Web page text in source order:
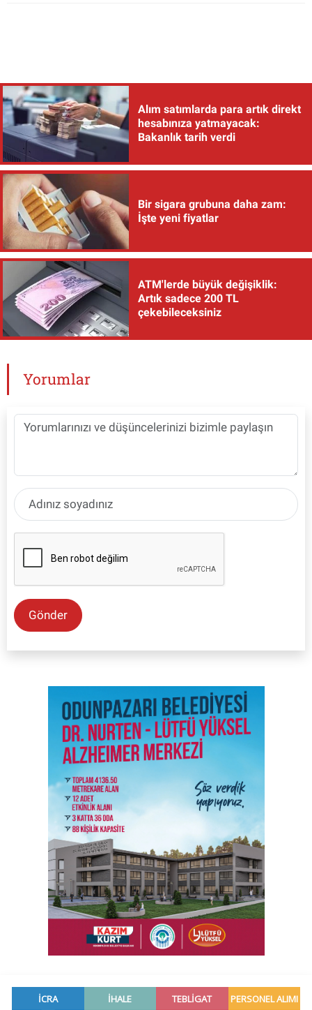
Alım satımlarda para artık direkt
hesabınıza yatmayacak:
Bakanlık tarih verdi
Bir sigara grubuna daha zam:
İşte yeni fiyatlar
ATM'lerde büyük değişiklik:
Artık sadece 200 TL
çekebileceksiniz
Yorumlar
Gönder